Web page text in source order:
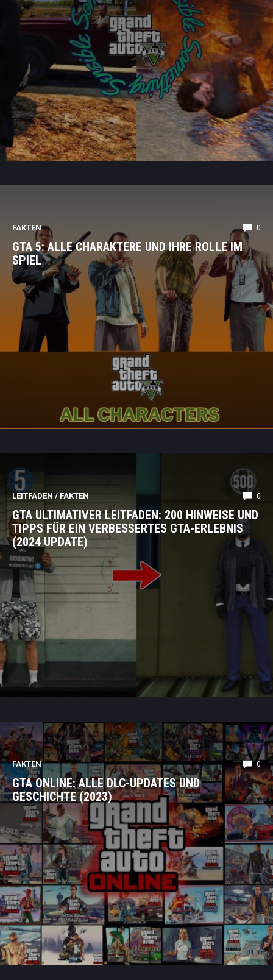
FAKTEN 0
GTA 5: ALLE CHARAKTERE UND IHRE ROLLE IM
SPIEL
LEITFÄDEN / FAKTEN 0
GTA ULTIMATIVER LEITFADEN: 200 HINWEISE UND
TIPPS FÜR EIN VERBESSERTES GTA-ERLEBNIS
(2024 UPDATE)
FAKTEN 0
GTA ONLINE: ALLE DLC-UPDATES UND
GESCHICHTE (2023)